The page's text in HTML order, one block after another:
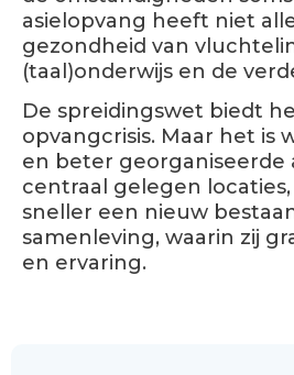
asielopvang heeft niet
gezondheid van
(taal)onderwijs en de
De spreidingswet biedt
opvangcrisis. Maar het is
en beter georganiseerde
centraal gelegen
sneller een nieuw
samenleving, waarin zij
en ervaring.